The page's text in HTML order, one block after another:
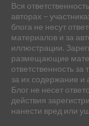
Вся
авторах –
блога не несут
материалов и за
иллюстрации.
размещающие
ответственность
за их содержание и
Блог не несет
действия
нанести вред или